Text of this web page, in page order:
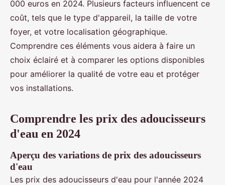
000 euros en 2024. Plusieurs facteurs influencent ce
coût, tels que le type d'appareil, la taille de votre
foyer, et votre localisation géographique.
Comprendre ces éléments vous aidera à faire un
choix éclairé et à comparer les options disponibles
pour améliorer la qualité de votre eau et protéger
vos installations.
Comprendre les prix des adoucisseurs
d'eau en 2024
Aperçu des variations de prix des adoucisseurs
d'eau
Les prix des adoucisseurs d'eau pour l'année 2024